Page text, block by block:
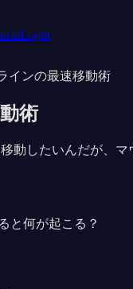
Login
インの最速移動術
術
動したいんだが、
と何が起こる？